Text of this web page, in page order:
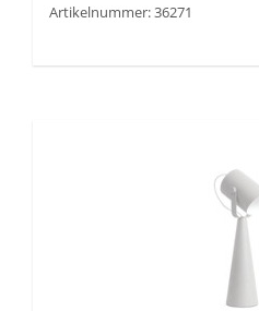
Artikelnummer: 36271